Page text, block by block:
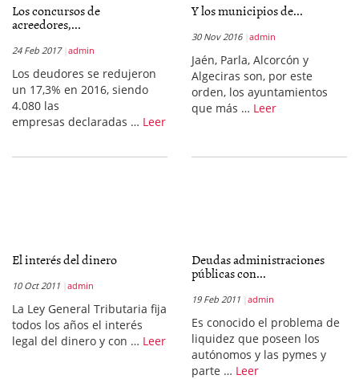
Los concursos de
acreedores,...
24 Feb 2017 admin
Los deudores se redujeron
un 17,3% en 2016, siendo
4.080 las
empresas declaradas … Leer
Y los municipios de...
30 Nov 2016 admin
Jaén, Parla, Alcorcón y
Algeciras son, por este
orden, los ayuntamientos
que más … Leer
El interés del dinero
10 Oct 2011 admin
La Ley General Tributaria fija
todos los años el interés
legal del dinero y con … Leer
Deudas administraciones
públicas con...
19 Feb 2011 admin
Es conocido el problema de
liquidez que poseen los
autónomos y las pymes y
parte … Leer